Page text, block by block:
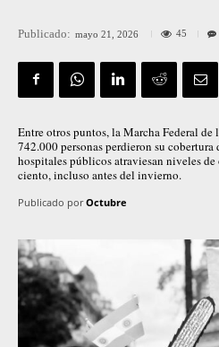
Publicado: mayo 21, 2026 45
Entre otros puntos, la Marcha Federal de
742.000 personas perdieron su
hospitales públicos atraviesan niveles
ciento, incluso antes del invierno.
Publicado por Octubre